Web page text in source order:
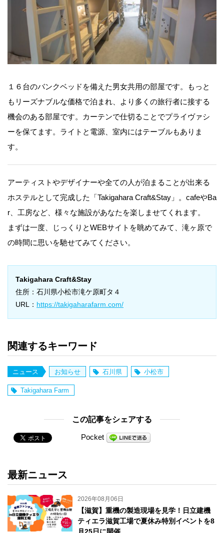
１６台のバンクベッドを備えた男女共用の部屋です。もっと
もリーズナブルな価格で泊まれ、より多くの旅行者に接する
機会のある部屋です。カーテンで仕切ることでプライヴァシ
ーを保てます。ライトと電源、室内にはテーブルもありま
す。
アーティストやデザイナーや全ての人が泊まることが出来る
ホステルとして完成した「Takigahara Craft&Stay」。cafeやBa
r、工房など、様々な施設があなたを楽しませてくれます。
まずは一度、じっくりとWEBサイトを眺めてみて、滝ヶ原で
の時間に思いを馳せてみてください。
Takigahara Craft&Stay
住所：石川県小松市滝ケ原町タ４
URL： https://takigaharafarm.com/
関連するキーワード
ニュース お知らせ 石川県 小松市
Takigahara Farm
この記事をシェアする
Pocket
最新ニュース
2026年08月06日
【滋賀】重機の製造現場を見学！日立建機
ティエラ滋賀工場で夏休み特別イベントを8